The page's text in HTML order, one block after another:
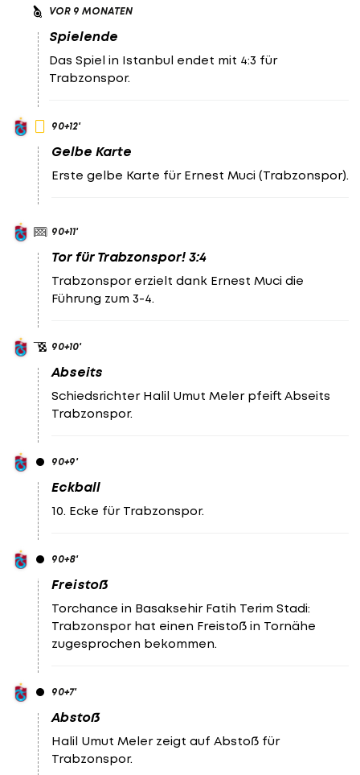
VOR 9 MONATEN
Spielende
Das Spiel in Istanbul endet mit 4:3 für
Trabzonspor.
90+12'
Gelbe Karte
Erste gelbe Karte für Ernest Muci (Trabzonspor).
90+11'
Tor für Trabzonspor! 3:4
Trabzonspor erzielt dank Ernest Muci die
Führung zum 3-4.
90+10'
Abseits
Schiedsrichter Halil Umut Meler pfeift Abseits
Trabzonspor.
90+9'
Eckball
10. Ecke für Trabzonspor.
90+8'
Freistoß
Torchance in Basaksehir Fatih Terim Stadi:
Trabzonspor hat einen Freistoß in Tornähe
zugesprochen bekommen.
90+7'
Abstoß
Halil Umut Meler zeigt auf Abstoß für
Trabzonspor.